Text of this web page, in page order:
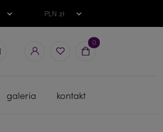
PLN zł
0
galeria kontakt